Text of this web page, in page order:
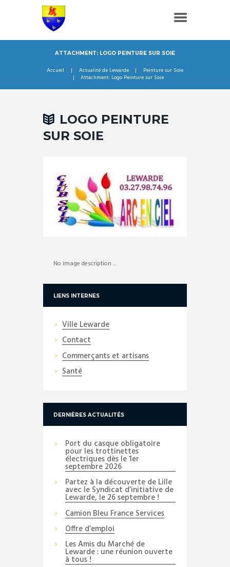
ATTACHMENT: LOGO PEINTURE SUR SOIE
Accueil Actualité de Lewarde
Peinture sur Soie
Attachment: Logo Peinture sur Soie
LOGO PEINTURE
SUR SOIE
No image description ...
LIENS INTERNES
Ville Lewarde
Contact
Commerçants et artisans
Santé
DERNIÈRES ACTUALITÉS
Port du casque obligatoire
pour les trottinettes
électriques dès le 1er
septembre 2026
Partez à la découverte de Lille
avec le Syndicat d’initiative de
Lewarde, le 26 septembre !
Camion Bleu France Services
Offre d’emploi
Les Amis du Marché de
Lewarde : une réunion ouverte
à tous !